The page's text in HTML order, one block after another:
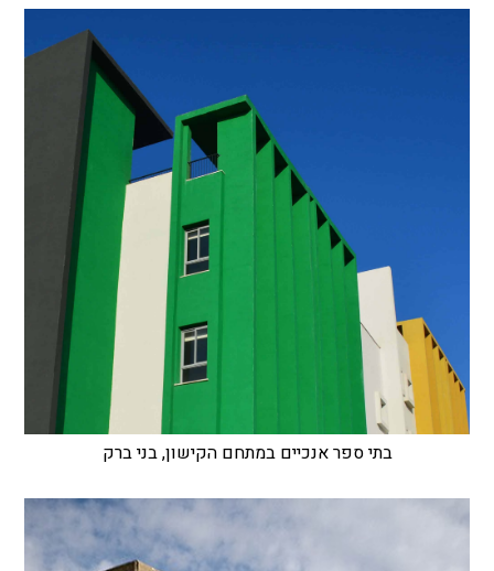
בתי ספר אנכיים במתחם הקישון, בני ברק